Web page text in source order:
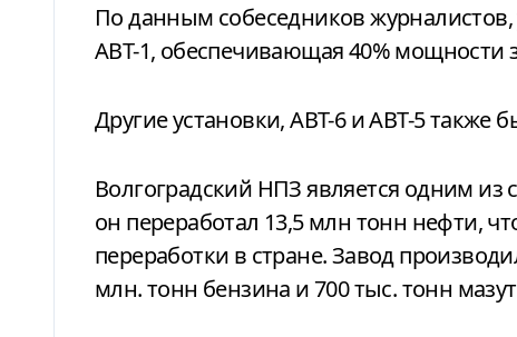
По данным собеседников
АВТ-1, обеспечивающая 40% мощности
Другие установки, АВТ-6 и АВТ-5 также
Волгоградский НПЗ является одним
он переработал 13,5 млн тонн нефти,
переработки в стране. Завод
млн. тонн бензина и 700 тыс. тонн